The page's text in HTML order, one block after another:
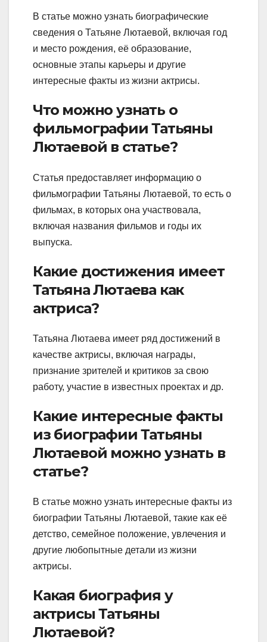
В статье можно узнать биографические
сведения о Татьяне Лютаевой, включая год
и место рождения, её образование,
основные этапы карьеры и другие
интересные факты из жизни актрисы.
Что можно узнать о
фильмографии Татьяны
Лютаевой в статье?
Статья предоставляет информацию о
фильмографии Татьяны Лютаевой, то есть о
фильмах, в которых она участвовала,
включая названия фильмов и годы их
выпуска.
Какие достижения имеет
Татьяна Лютаева как
актриса?
Татьяна Лютаева имеет ряд достижений в
качестве актрисы, включая награды,
признание зрителей и критиков за свою
работу, участие в известных проектах и др.
Какие интересные факты
из биографии Татьяны
Лютаевой можно узнать в
статье?
В статье можно узнать интересные факты из
биографии Татьяны Лютаевой, такие как её
детство, семейное положение, увлечения и
другие любопытные детали из жизни
актрисы.
Какая биография у
актрисы Татьяны
Лютаевой?